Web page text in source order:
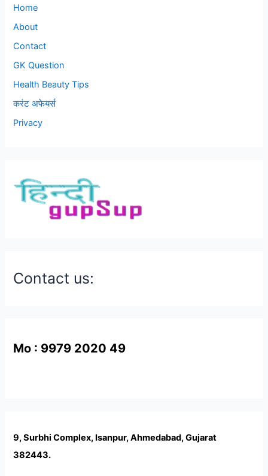
Home
About
Contact
GK Question
Health Beauty Tips
करंट अफेयर्स
Privacy
Contact us:
Mo : 9979 2020 49
9, Surbhi Complex, Isanpur, Ahmedabad, Gujarat
382443.